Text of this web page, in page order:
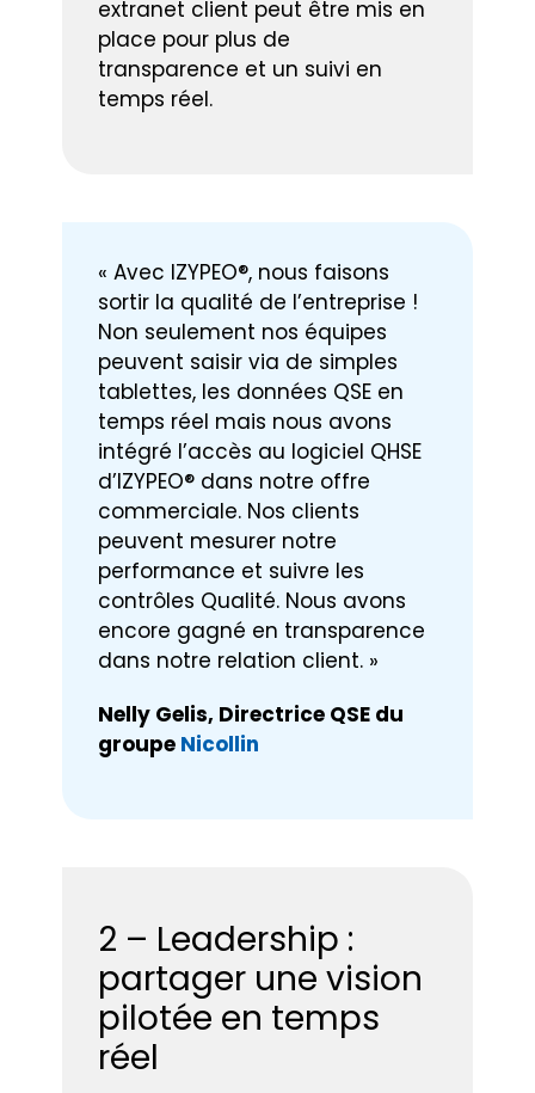
extranet client peut être mis en
place pour plus de
transparence et un suivi en
temps réel.
« Avec IZYPEO®, nous faisons
sortir la qualité de l’entreprise !
Non seulement nos équipes
peuvent saisir via de simples
tablettes, les données QSE en
temps réel mais nous avons
intégré l’accès au logiciel QHSE
d’IZYPEO® dans notre offre
commerciale. Nos clients
peuvent mesurer notre
performance et suivre les
contrôles Qualité. Nous avons
encore gagné en transparence
dans notre relation client. »
Nelly Gelis, Directrice QSE du
groupe Nicollin
2 – Leadership :
partager une vision
pilotée en temps
réel